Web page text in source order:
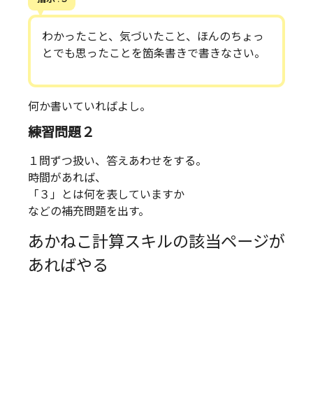
わかったこと、気づいたこと、ほんのちょっ
とでも思ったことを箇条書きで書きなさい。
何か書いていればよし。
練習問題２
１問ずつ扱い、答えあわせをする。
時間があれば、
「３」とは何を表していますか
などの補充問題を出す。
あかねこ計算スキルの該当ページが
あればやる